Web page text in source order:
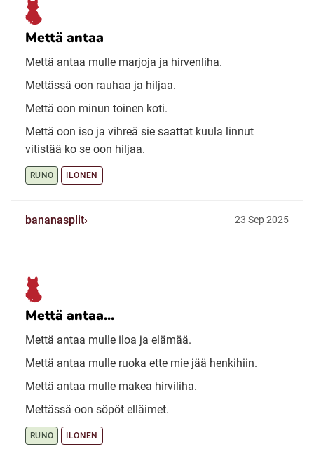
Mettä antaa
Mettä antaa mulle marjoja ja hirvenliha.
Mettässä oon rauhaa ja hiljaa.
Mettä oon minun toinen koti.
Mettä oon iso ja vihreä sie saattat kuula linnut
vitistää ko se oon hiljaa.
RUNO ILONEN
bananasplit 23 Sep 2025
Mettä antaa...
Mettä antaa mulle iloa ja elämää.
Mettä antaa mulle ruoka ette mie jää henkihiin.
Mettä antaa mulle makea hirviliha.
Mettässä oon söpöt elläimet.
RUNO ILONEN